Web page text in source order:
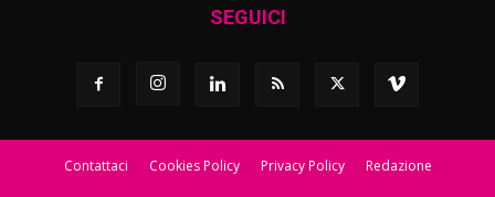
SEGUICI
Contattaci Cookies Policy Privacy Policy Redazione